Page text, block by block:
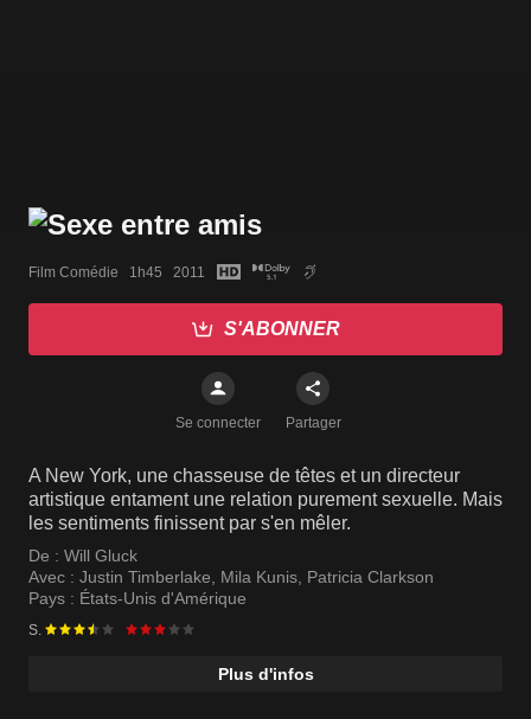
Film Comédie   1h45   2011
S'ABONNER
Se connecter Partager
A New York, une chasseuse de têtes et un directeur
artistique entament une relation purement sexuelle. Mais
les sentiments finissent par s'en mêler.
De : Will Gluck
Avec : Justin Timberlake, Mila Kunis, Patricia Clarkson
Pays : États-Unis d'Amérique
S.
Plus d'infos